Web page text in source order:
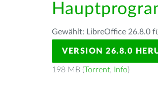
Gewählt: LibreOffice 26.8.0
VERSION 26.8.0
198 MB (Torrent, Info)